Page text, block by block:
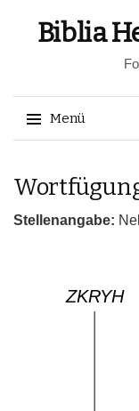
Biblia
Menü
zum
Stellenangabe: